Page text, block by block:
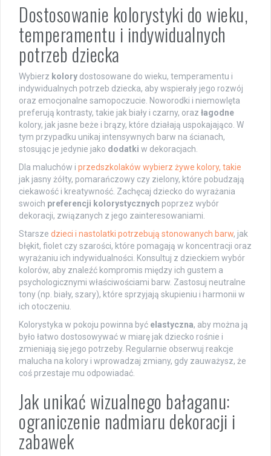
Dostosowanie kolorystyki do wieku,
temperamentu i indywidualnych
potrzeb dziecka
Wybierz kolory dostosowane do wieku, temperamentu i
indywidualnych potrzeb dziecka, aby wspierały jego rozwój
oraz emocjonalne samopoczucie. Noworodki i niemowlęta
preferują kontrasty, takie jak biały i czarny, oraz łagodne
kolory, jak jasne beże i brązy, które działają uspokajająco. W
tym przypadku unikaj intensywnych barw na ścianach,
stosując je jedynie jako dodatki w dekoracjach.
Dla maluchów i przedszkolaków wybierz żywe kolory, takie
jak jasny żółty, pomarańczowy czy zielony, które pobudzają
ciekawość i kreatywność. Zachęcaj dziecko do wyrażania
swoich preferencji kolorystycznych poprzez wybór
dekoracji, związanych z jego zainteresowaniami.
Starsze dzieci i nastolatki potrzebują stonowanych barw, jak
błękit, fiolet czy szarości, które pomagają w koncentracji oraz
wyrażaniu ich indywidualności. Konsultuj z dzieckiem wybór
kolorów, aby znaleźć kompromis między ich gustem a
psychologicznymi właściwościami barw. Zastosuj neutralne
tony (np. biały, szary), które sprzyjają skupieniu i harmonii w
ich otoczeniu.
Kolorystyka w pokoju powinna być elastyczna, aby można ją
było łatwo dostosowywać w miarę jak dziecko rośnie i
zmieniają się jego potrzeby. Regularnie obserwuj reakcje
malucha na kolory i wprowadzaj zmiany, gdy zauważysz, że
coś przestaje mu odpowiadać.
Jak unikać wizualnego bałaganu:
ograniczenie nadmiaru dekoracji i
zabawek